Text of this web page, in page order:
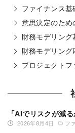
ファイナンス基
意思決定のた
財務モデリング
財務モデリング
プロジェクト
2026年8月4日 フ
「AIでリスクが減